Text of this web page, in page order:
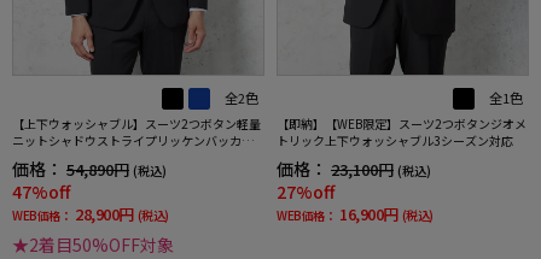
全2色
【上下ウォッシャブル】スーツ2つボタン軽量
ニットシャドウストライプリッケンバッカー
春夏
価格： 54,890円 (税込)
47%off
WEB価格： 28,900円 (税込)
★2着目50%OFF対象
全1色
【即納】【WEB限定】スーツ2つボタンジオメ
トリック上下ウォッシャブル3シーズン対応
価格： 23,100円 (税込)
27%off
WEB価格： 16,900円 (税込)